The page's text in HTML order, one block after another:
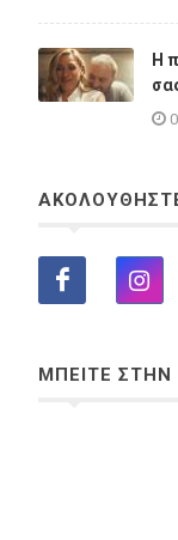
Η
ΜΠΕΙΤΕ